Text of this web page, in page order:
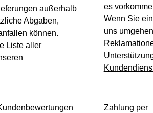
außerhalb
Abgaben,
können.
Liste aller
es
Wenn Sie
uns
Zahlung per